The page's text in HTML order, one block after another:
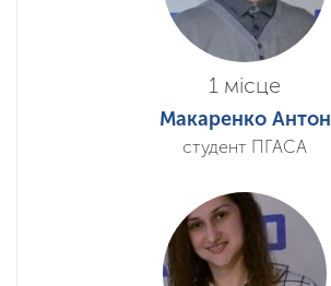
1 місце
Макаренко Антон
студент ПГАСА